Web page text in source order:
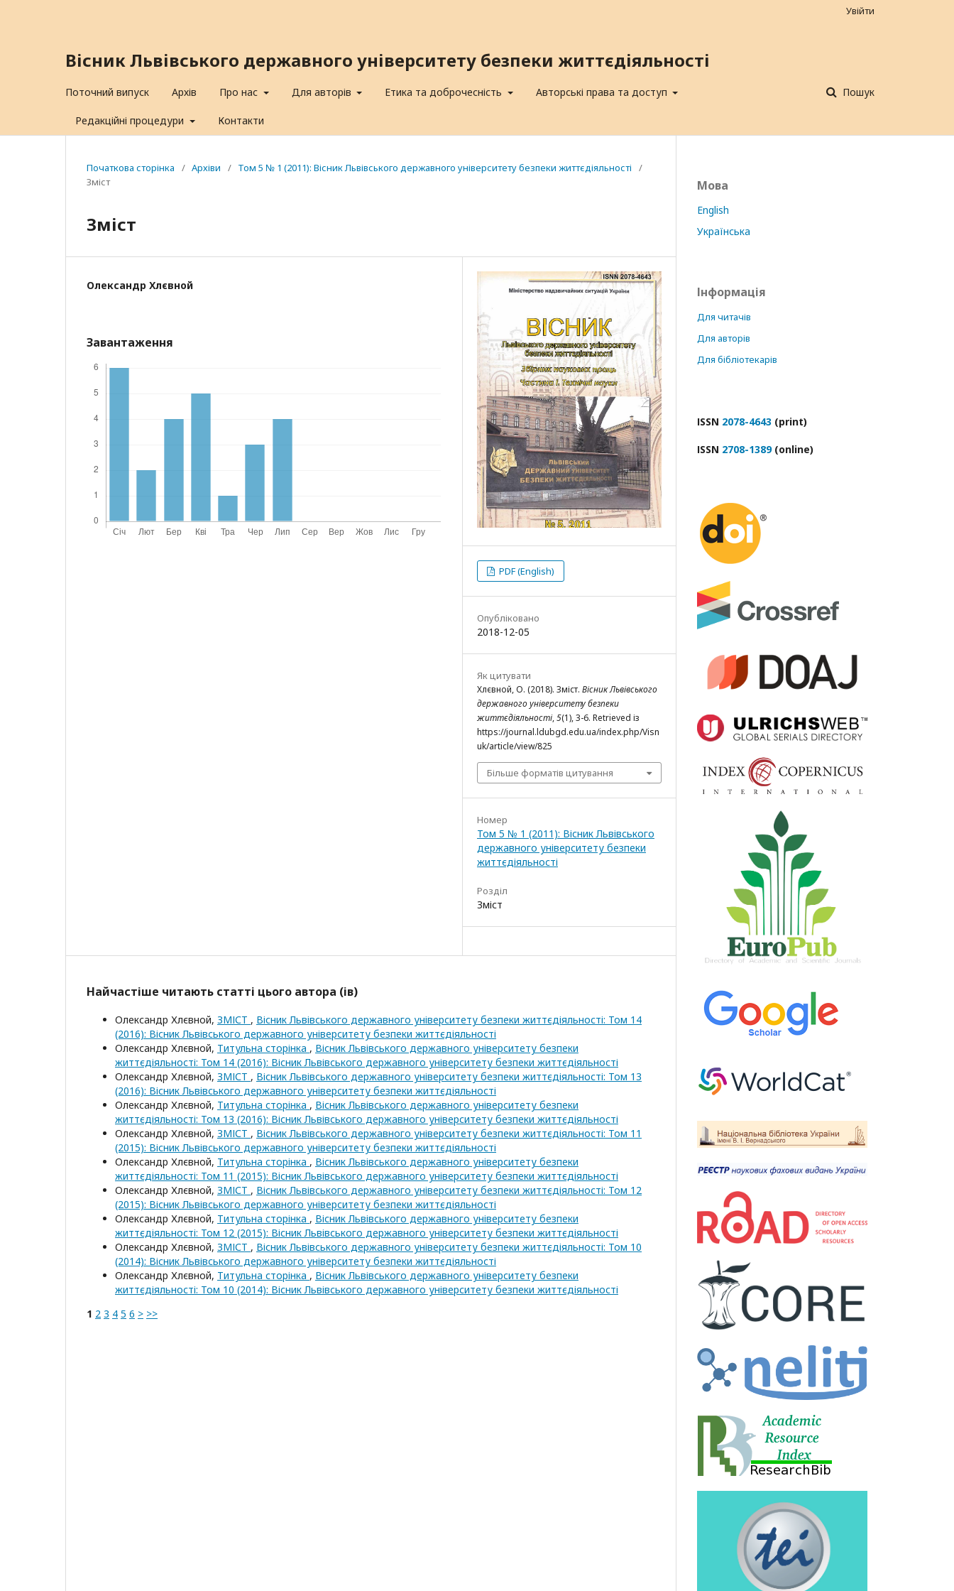
Вісник Львівського державного університету безпеки життєдіяльності
Поточний випуск Архів Про нас Для авторів Етика та доброчесність Авторські права та доступ
Редакційні процедури Контакти
Пошук
Увійти
Початкова сторінка / Архіви / Том 5 № 1 (2011): Вісник Львівського державного університету безпеки життєдіяльності
/
Зміст
Зміст
Олександр Хлєвной
Завантаження
PDF (English)
Опубліковано
2018-12-05
Як цитувати
Хлєвной, О. (2018). Зміст. Вісник Львівського
державного університету безпеки
життєдіяльності,5(1), 3-6. Retrieved із
https://journal.ldubgd.edu.ua/index.php/Visn
uk/article/view/825
Більше форматів цитування
Номер
Том 5 № 1 (2011): Вісник Львівського
державного університету безпеки
життєдіяльності
Розділ
Зміст
Найчастіше читають статті цього автора (ів)
Олександр Хлєвной, ЗМІСТ , Вісник Львівського державного університету безпеки життєдіяльності: Том 14
(2016): Вісник Львівського державного університету безпеки життєдіяльності
Олександр Хлєвной, Титульна сторінка , Вісник Львівського державного університету безпеки
життєдіяльності: Том 14 (2016): Вісник Львівського державного університету безпеки життєдіяльності
Олександр Хлєвной, ЗМІСТ , Вісник Львівського державного університету безпеки життєдіяльності: Том 13
(2016): Вісник Львівського державного університету безпеки життєдіяльності
Олександр Хлєвной, Титульна сторінка , Вісник Львівського державного університету безпеки
життєдіяльності: Том 13 (2016): Вісник Львівського державного університету безпеки життєдіяльності
Олександр Хлєвной, ЗМІСТ , Вісник Львівського державного університету безпеки життєдіяльності: Том 11
(2015): Вісник Львівського державного університету безпеки життєдіяльності
Олександр Хлєвной, Титульна сторінка , Вісник Львівського державного університету безпеки
життєдіяльності: Том 11 (2015): Вісник Львівського державного університету безпеки життєдіяльності
Олександр Хлєвной, ЗМІСТ , Вісник Львівського державного університету безпеки життєдіяльності: Том 12
(2015): Вісник Львівського державного університету безпеки життєдіяльності
Олександр Хлєвной, Титульна сторінка , Вісник Львівського державного університету безпеки
життєдіяльності: Том 12 (2015): Вісник Львівського державного університету безпеки життєдіяльності
Олександр Хлєвной, ЗМІСТ , Вісник Львівського державного університету безпеки життєдіяльності: Том 10
(2014): Вісник Львівського державного університету безпеки життєдіяльності
Олександр Хлєвной, Титульна сторінка , Вісник Львівського державного університету безпеки
життєдіяльності: Том 10 (2014): Вісник Львівського державного університету безпеки життєдіяльності
1 2 3 4 5 6 > >>
Мова
English
Українська
Інформація
Для читачів
Для авторів
Для бібліотекарів
ІSSN 2078-4643 (print)
ІSSN 2708-1389(online)